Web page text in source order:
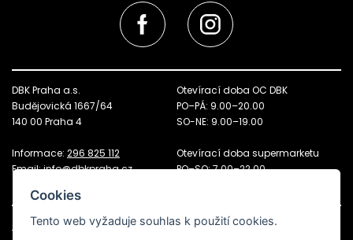
DBK Praha a.s.
Budějovická 1667/64
140 00 Praha 4
Informace: 296 825 112
Email:info@dbkpraha.cz
Otevírací doba OC DBK
PO–PÁ: 9.00–20.00
SO-NE: 9.00–19.00
Otevírací doba supermarketu
PO–SO: 7.00–22.00
Otevírací doba
Pronájem prostor
Cookies
Tento web vyžaduje souhlas k použití cookies.